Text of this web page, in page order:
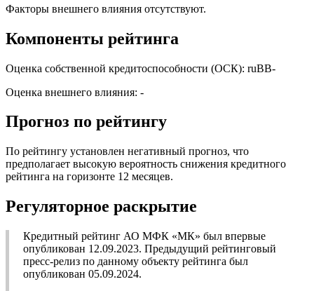
Факторы внешнего влияния отсутствуют.
Компоненты рейтинга
Оценка собственной кредитоспособности (ОСК): ruBB-
Оценка внешнего влияния: -
Прогноз по рейтингу
По рейтингу установлен негативный прогноз, что
предполагает высокую вероятность снижения кредитного
рейтинга на горизонте 12 месяцев.
Регуляторное раскрытие
Кредитный рейтинг АО МФК «МК» был впервые
опубликован 12.09.2023. Предыдущий рейтинговый
пресс-релиз по данному объекту рейтинга был
опубликован 05.09.2024.